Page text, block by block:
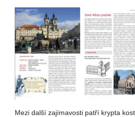
Mezi další zajímavosti patří krypta